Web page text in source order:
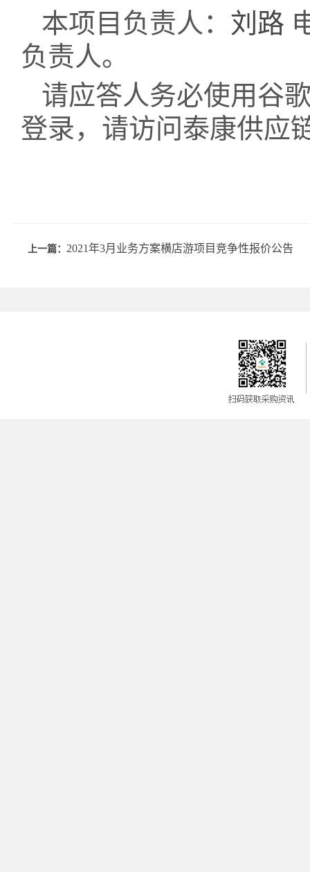
本项目负责人： 刘路
负责人。
请应答人务必使用谷
登录，请访问泰康供应
上一篇： 2021年3月业务方案横店游项目竞争性报价公告